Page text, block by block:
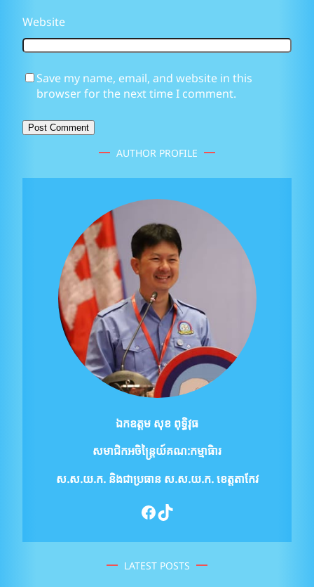
Website
Save my name, email, and website in this
browser for the next time I comment.
AUTHOR PROFILE
ឯកឧត្ដម សុខ ពុទ្ធិវុធ
សមាជិកអចិន្ត្រៃយ៍គណ:កម្មាធិារ
ស.ស.យ.ក. និងជាប្រធាន ស.ស.យ.ក. ខេត្តតាកែវ
Facebook TikTok
LATEST POSTS